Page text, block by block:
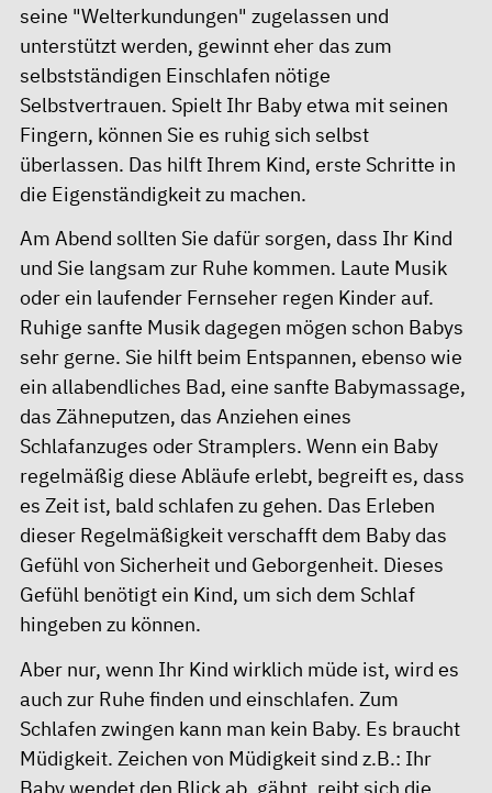
seine "Welterkundungen" zugelassen und
unterstützt werden, gewinnt eher das zum
selbstständigen Einschlafen nötige
Selbstvertrauen. Spielt Ihr Baby etwa mit seinen
Fingern, können Sie es ruhig sich selbst
überlassen. Das hilft Ihrem Kind, erste Schritte in
die Eigenständigkeit zu machen.
Am Abend sollten Sie dafür sorgen, dass Ihr Kind
und Sie langsam zur Ruhe kommen. Laute Musik
oder ein laufender Fernseher regen Kinder auf.
Ruhige sanfte Musik dagegen mögen schon Babys
sehr gerne. Sie hilft beim Entspannen, ebenso wie
ein allabendliches Bad, eine sanfte Babymassage,
das Zähneputzen, das Anziehen eines
Schlafanzuges oder Stramplers. Wenn ein Baby
regelmäßig diese Abläufe erlebt, begreift es, dass
es Zeit ist, bald schlafen zu gehen. Das Erleben
dieser Regelmäßigkeit verschafft dem Baby das
Gefühl von Sicherheit und Geborgenheit. Dieses
Gefühl benötigt ein Kind, um sich dem Schlaf
hingeben zu können.
Aber nur, wenn Ihr Kind wirklich müde ist, wird es
auch zur Ruhe finden und einschlafen. Zum
Schlafen zwingen kann man kein Baby. Es braucht
Müdigkeit. Zeichen von Müdigkeit sind z.B.: Ihr
Baby wendet den Blick ab, gähnt, reibt sich die